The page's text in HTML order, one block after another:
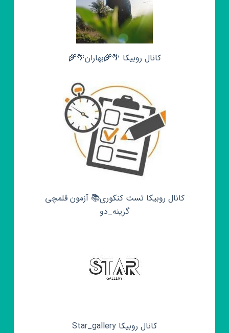
کانال روبیکا 🌴🌾بهاران🌴🌾
کانال روبیکا تست کنکوری📚 آزمون قلمچی‌‌
گزینه_دو
کانال روبیکا Star_gallery